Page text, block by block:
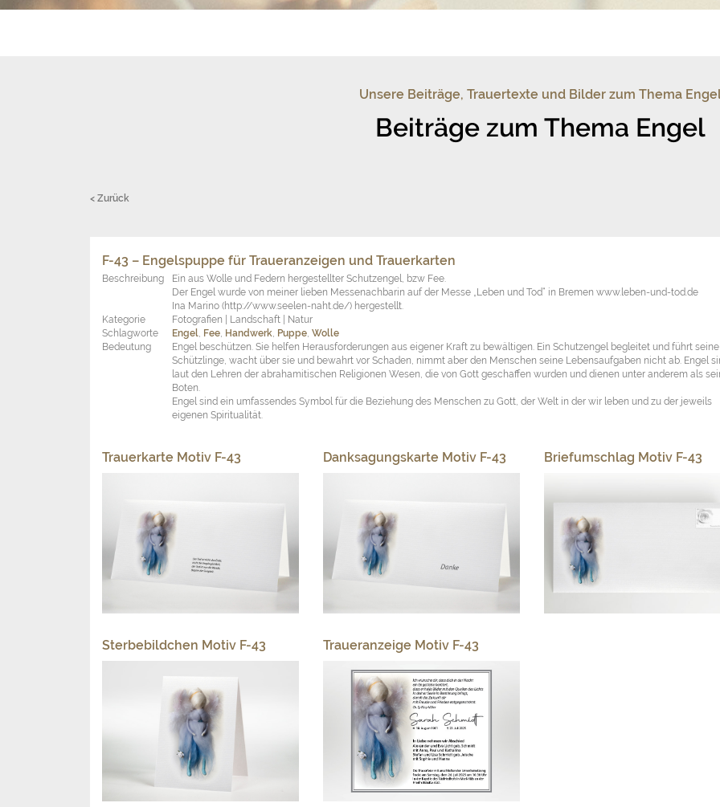
Unsere Beiträge, Trauertexte und Bilder zum Thema
Beiträge zum Thema Engel
< Zurück
F-43 – Engelspuppe für Traueranzeigen und Trauerkarten
Beschreibung
Ein aus Wolle und Federn hergestellter Schutzengel, bzw Fee.
Der Engel wurde von meiner lieben Messenachbarin auf der Messe „Leben und Tod“ in Bremen www.leben-und-tod.de
Ina Marino (http://www.seelen-naht.de/) hergestellt.
Kategorie
Fotografien | Landschaft | Natur
Schlagworte
Engel, Fee, Handwerk, Puppe, Wolle
Bedeutung
Engel beschützen. Sie helfen Herausforderungen aus eigener Kraft zu bewältigen. Ein Schutzengel begleitet und führt seine
Schützlinge, wacht über sie und bewahrt vor Schaden, nimmt aber den Menschen seine Lebensaufgaben nicht ab. Engel
laut den Lehren der abrahamitischen Religionen Wesen, die von Gott geschaffen wurden und dienen unter anderem als
Boten.
Engel sind ein umfassendes Symbol für die Beziehung des Menschen zu Gott, der Welt in der wir leben und zu der jeweils
eigenen Spiritualität.
Trauerkarte Motiv F-43 Danksagungskarte Motiv F-43 Briefumschlag Motiv F-43
Sterbebildchen Motiv F-43 Traueranzeige Motiv F-43